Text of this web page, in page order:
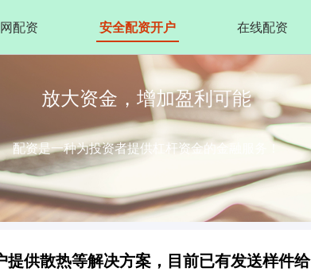
配资 安全配资开户 在线配资
放大资金，增加盈利可能
配资是一种为投资者提供杠杆资金的金融服务！
供散热等解决方案，目前已有发送样件给